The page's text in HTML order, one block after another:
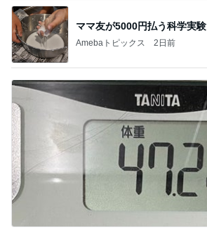
ママ友が5000円払う科学実験
Amebaトピックス 2日前